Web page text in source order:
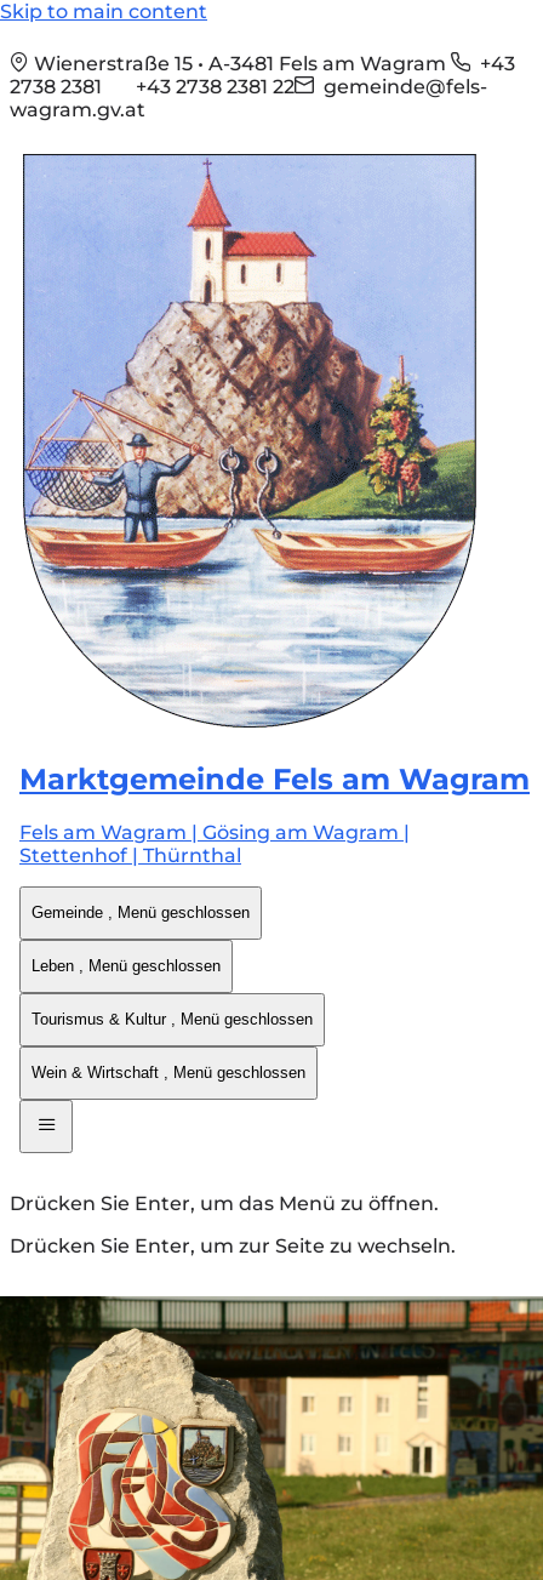
Skip to main content
Wienerstraße 15 • A-3481 Fels am Wagram
+43
2738 2381
+43 2738 2381 22
gemeinde@fels-
wagram.gv.at
Marktgemeinde Fels am Wagram
Fels am Wagram | Gösing am Wagram |
Stettenhof | Thürnthal
Gemeinde , Menü geschlossen
Leben , Menü geschlossen
Tourismus & Kultur , Menü geschlossen
Wein & Wirtschaft , Menü geschlossen
Drücken Sie Enter, um das Menü zu öffnen.
Drücken Sie Enter, um zur Seite zu wechseln.